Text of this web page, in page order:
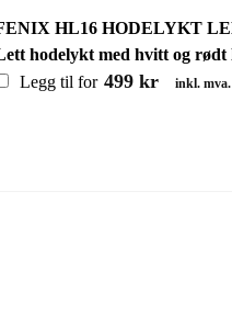
HL16 HODELYKT
hodelykt med hvitt og
Legg til for 499 kr inkl. mva.